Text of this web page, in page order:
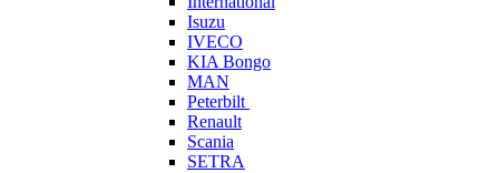
Isuzu
IVECO
KIA Bongo
MAN
Peterbilt
Renault
Scania
SETRA